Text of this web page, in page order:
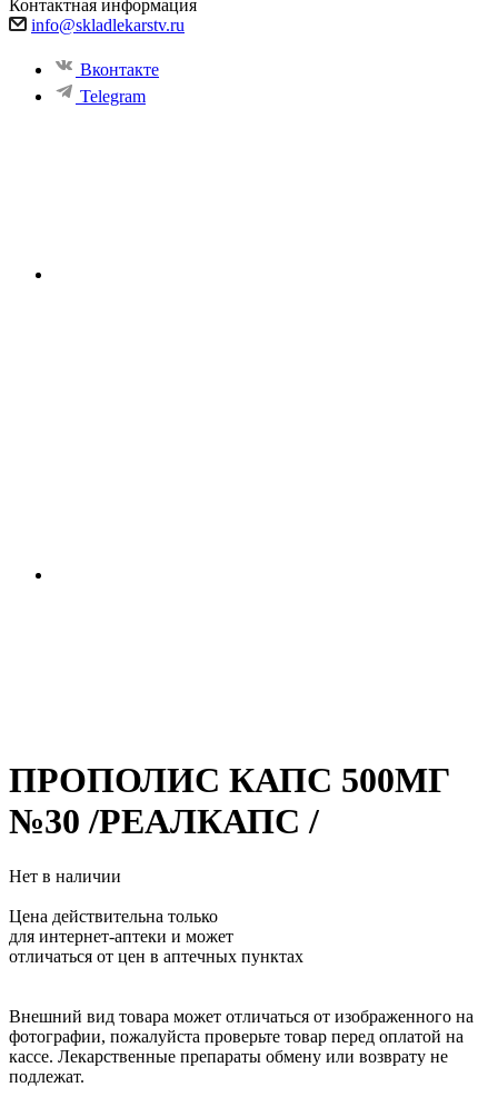
Контактная информация
info@skladlekarstv.ru
Вконтакте
Telegram
ПРОПОЛИС КАПС 500МГ
№30 /РЕАЛКАПС /
Нет в наличии
Цена действительна только
для интернет-аптеки и может
отличаться от цен в аптечных пунктах
Внешний вид товара может отличаться от изображенного на
фотографии, пожалуйста проверьте товар перед оплатой на
кассе. Лекарственные препараты обмену или возврату не
подлежат.